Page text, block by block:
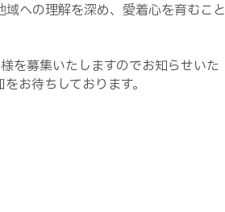
への理解を深め、愛着心を育むこと
を募集いたしますのでお知らせいた
お待ちしております。